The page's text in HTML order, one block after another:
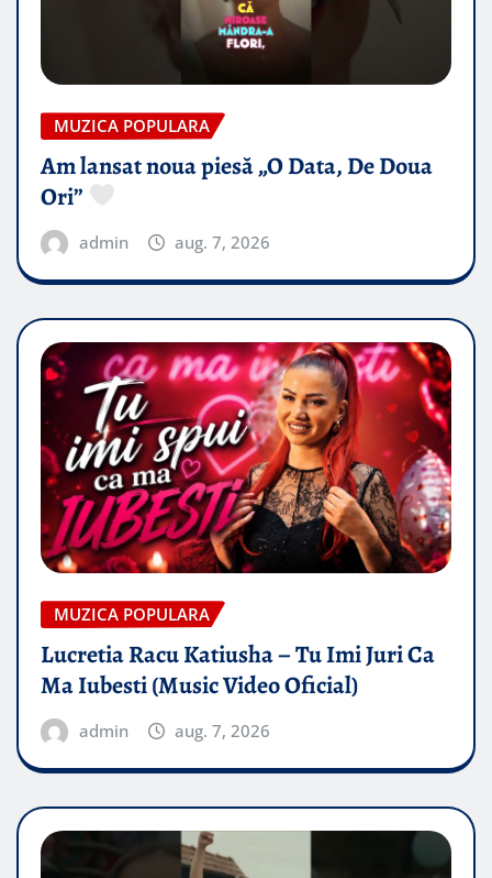
MUZICA POPULARA
Am lansat noua piesă „O Data, De Doua
Ori”
admin aug. 7, 2026
MUZICA POPULARA
Lucretia Racu Katiusha – Tu Imi Juri Ca
Ma Iubesti (Music Video Oficial)
admin aug. 7, 2026